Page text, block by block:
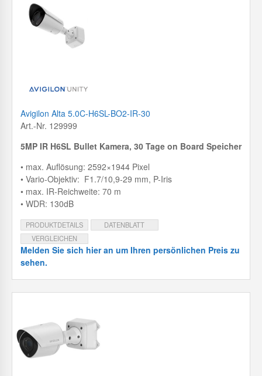
Avigilon Alta 5.0C-H6SL-BO2-IR-30
Art.-Nr. 129999
5MP IR H6SL Bullet Kamera, 30 Tage on Board Speicher
• max. Auflösung: 2592×1944 Pixel
• Vario-Objektiv: F1.7/10,9-29 mm, P-Iris
• max. IR-Reichweite: 70 m
• WDR: 130dB
PRODUKTDETAILS
DATENBLATT
VERGLEICHEN
Melden Sie sich hier an um Ihren persönlichen Preis zu
sehen.